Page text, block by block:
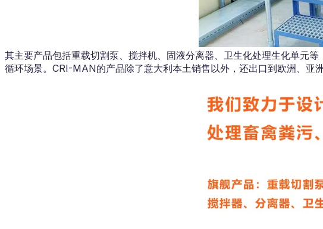
其主要产品包括重载切割泵、搅拌机、固液分离器、卫生化处理生化单元
循环场景。CRI-MAN的产品除了意大利本土销售以外，还出口到欧洲、亚